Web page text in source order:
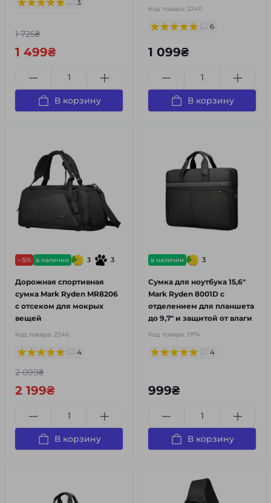
3
1 725₴
1 499₴
В корзину
Код товара: 2240
6
1 099₴
В корзину
--5% в наличии 3 3
Дорожная спортивная
сумка Mark Ryden MR8206
с отсеком для мокрых
вещей
Код товара: 2246
4
2 099₴
2 199₴
В корзину
в наличии 3
Сумка для ноутбука 15,6"
Mark Ryden 8001D с
отделением для планшета
до 9,7" и защитой от влаги
Код товара: 1974
4
999₴
В корзину